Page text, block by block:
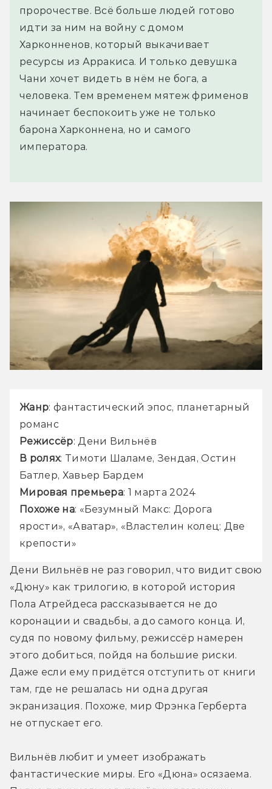
пророчестве. Всё больше людей готово
идти за ним на войну с домом
Харконненов, который выкачивает
ресурсы из Арракиса. И только девушка
Чани хочет видеть в нём не бога, а
человека. Тем временем мятеж фрименов
начинает беспокоить уже не только
барона Харконнена, но и самого
императора.
Жанр: фантастический эпос, планетарный
романс
Режиссёр: Дени Вильнёв
В ролях: Тимоти Шаламе, Зендая, Остин
Батлер, Хавьер Бардем
Мировая премьера: 1 марта 2024
Похоже на: «Безумный Макс: Дорога
ярости», «Аватар», «Властелин колец: Две
крепости»
Дени Вильнёв не раз говорил, что видит свою
«Дюну» как трилогию, в которой история
Пола Атрейдеса рассказывается не до
коронации и свадьбы, а до самого конца. И,
судя по новому фильму, режиссёр намерен
этого добиться, пойдя на большие риски.
Даже если ему придётся отступить от книги
там, где не решалась ни одна другая
экранизация. Похоже, мир Фрэнка Герберта
не отпускает его.
Вильнёв любит и умеет изображать
фантастические миры. Его «Дюна» осязаема.